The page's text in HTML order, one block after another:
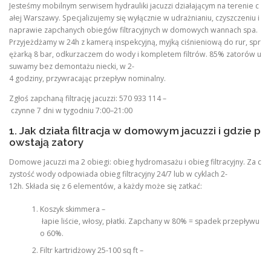
Jesteśmy mobilnym serwisem hydrauliki jacuzzi działającym na terenie c
ałej Warszawy. Specjalizujemy się wyłącznie w udrażnianiu, czyszczeniu i
naprawie zapchanych obiegów filtracyjnych w domowych wannach spa.
Przyjeżdżamy w 24h z kamerą inspekcyjną, myjką ciśnieniową do rur, spr
ężarką 8 bar, odkurzaczem do wody i kompletem filtrów. 85% zatorów u
suwamy bez demontażu niecki, w 2-
4 godziny, przywracając przepływ nominalny.
Zgłoś zapchaną filtrację jacuzzi: 570 933 114 –
czynne 7 dni w tygodniu 7:00–21:00
1. Jak działa filtracja w domowym jacuzzi i gdzie p
owstają zatory
Domowe jacuzzi ma 2 obiegi: obieg hydromasażu i obieg filtracyjny. Za c
zystość wody odpowiada obieg filtracyjny 24/7 lub w cyklach 2-
12h. Składa się z 6 elementów, a każdy może się zatkać:
Koszyk skimmera –
łapie liście, włosy, płatki. Zapchany w 80% = spadek przepływu
o 60%.
Filtr kartridżowy 25-100 sq ft –